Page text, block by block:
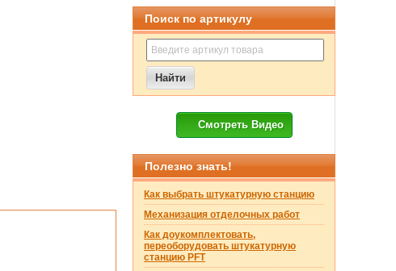
Поиск по артикулу
Смотреть Видео
Полезно знать!
Как выбрать штукатурную станцию
Механизация отделочных работ
Как доукомплектовать,
переоборудовать штукатурную
станцию PFT